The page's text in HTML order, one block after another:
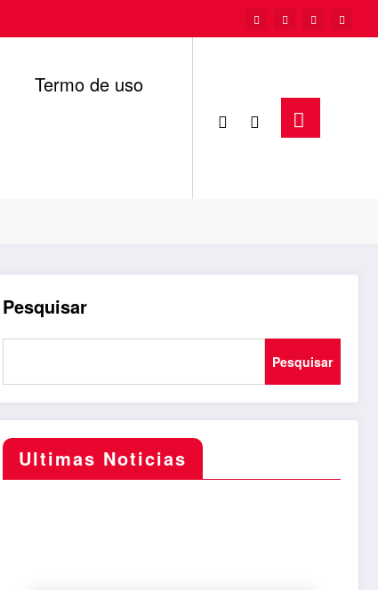
Termo de uso
Pesquisar
Pesquisar
Ultimas Noticias